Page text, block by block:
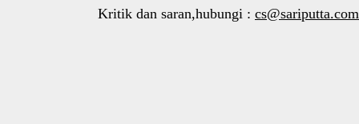
Kritik dan saran,hubungi : cs@sariputta.com